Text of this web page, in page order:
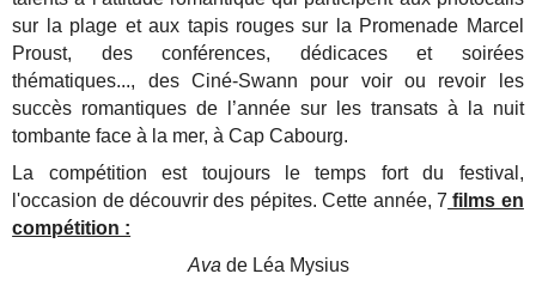
sur la plage et aux tapis rouges sur la Promenade Marcel
Proust, des conférences, dédicaces et soirées
thématiques..., des Ciné-Swann pour voir ou revoir les
succès romantiques de l’année sur les transats à la nuit
tombante face à la mer, à Cap Cabourg.
La compétition est toujours le temps fort du festival,
l'occasion de découvrir des pépites. Cette année, 7 films en
compétition :
Ava de Léa Mysius